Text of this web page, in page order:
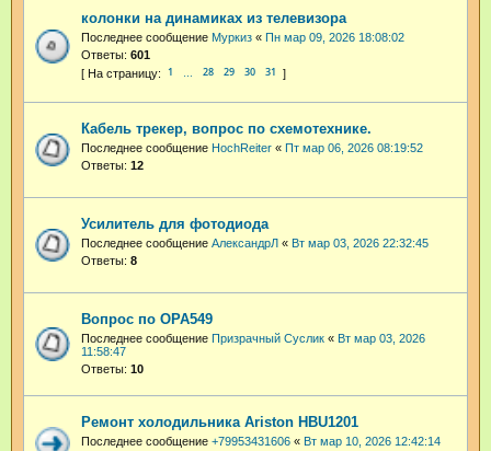
колонки на динамиках из телевизора
Последнее сообщение Муркиз « Пн мар 09, 2026 18:08:02
Ответы: 601
1 28 29 30 31
Кабель трекер, вопрос по схемотехнике.
Последнее сообщение HochReiter « Пт мар 06, 2026 08:19:52
Ответы: 12
Усилитель для фотодиода
Последнее сообщение АлександрЛ « Вт мар 03, 2026 22:32:45
Ответы: 8
Вопрос по OPA549
Последнее сообщение Призрачный Суслик « Вт мар 03, 2026
11:58:47
Ответы: 10
Ремонт холодильника Ariston HBU1201
Последнее сообщение +79953431606 « Вт мар 10, 2026 12:42:14